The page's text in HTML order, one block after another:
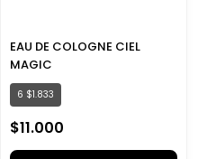
EAU DE COLOGNE CIEL
MAGIC
6 $1.833
$11.000